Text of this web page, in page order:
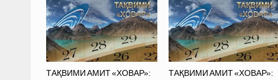
ТАҚВИМИ АМИТ «ХОВАР»:
ТАҚВИМИ АМИТ «ХОВАР»: